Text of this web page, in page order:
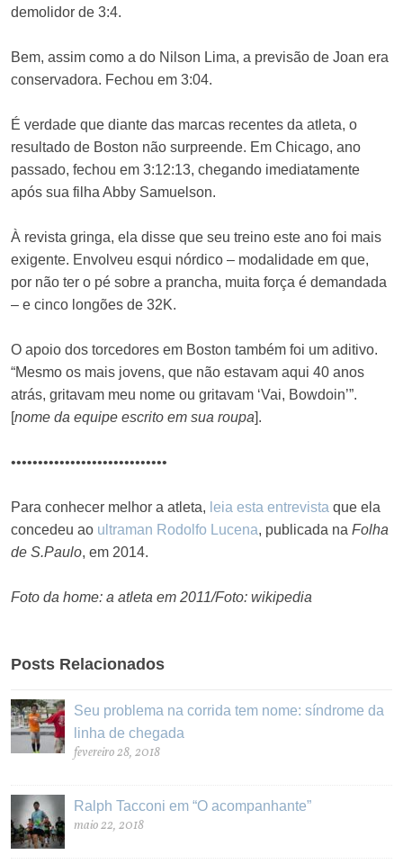
demolidor de 3:4.
Bem, assim como a do Nilson Lima, a previsão de Joan era
conservadora. Fechou em 3:04.
É verdade que diante das marcas recentes da atleta, o
resultado de Boston não surpreende. Em Chicago, ano
passado, fechou em 3:12:13, chegando imediatamente
após sua filha Abby Samuelson.
À revista gringa, ela disse que seu treino este ano foi mais
exigente. Envolveu esqui nórdico – modalidade em que,
por não ter o pé sobre a prancha, muita força é demandada
– e cinco longões de 32K.
O apoio dos torcedores em Boston também foi um aditivo.
“Mesmo os mais jovens, que não estavam aqui 40 anos
atrás, gritavam meu nome ou gritavam ‘Vai, Bowdoin’”.
[nome da equipe escrito em sua roupa].
•••••••••••••••••••••••••••••
Para conhecer melhor a atleta, leia esta entrevista que ela
concedeu ao ultraman Rodolfo Lucena, publicada naFolha
de S.Paulo, em 2014.
Foto da home: a atleta em 2011/Foto: wikipedia
Posts Relacionados
Seu problema na corrida tem nome: síndrome da
linha de chegada
fevereiro 28, 2018
Ralph Tacconi em “O acompanhante”
maio 22, 2018